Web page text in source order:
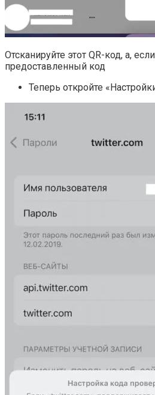
Отсканируйте этот QR-код, а,
предоставленный код
Теперь откройте